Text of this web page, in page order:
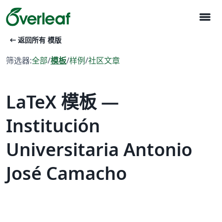
menu
arrow_left_alt 返回所有 模版
筛选器:全部/模板/样例/社区文章
LaTeX 模板 —
Institución
Universitaria Antonio
José Camacho